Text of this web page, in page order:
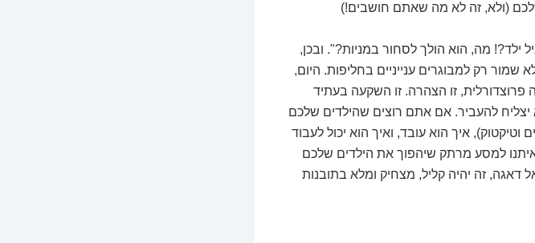
שלכם (ולא, זה לא מה שאתם חושבים!)
מה, הוא הולך לסחור במניות?". ובכן,
רק למבוגרים ענייניים בחליפות. היום,
פרוצדורלית, זו הצהרה. זו השקעה בעתיד
להעביר. אם אתם רוצים שהילדים שלכם
וטיקטוק), איך הוא עובד, ואיך הוא יכול לעבוד
למסע מרתק שיהפוך את הילדים שלכם
דאגה, זה יהיה קליל, מצחיק ומלא בתובנות